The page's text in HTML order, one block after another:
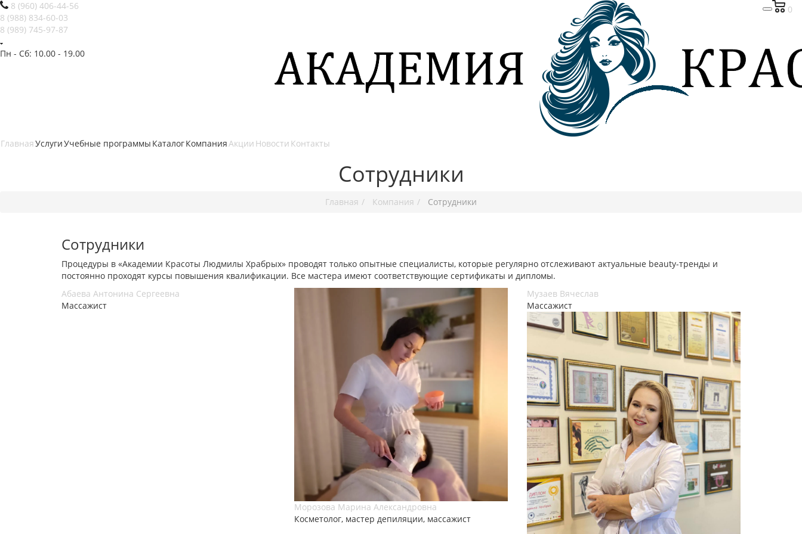
8 (960) 406-44-56
8 (988) 834-60-03
8 (989) 745-97-87
Пн - Сб: 10.00 - 19.00
0
ГлавнаяУслугиУчебные программы КаталогКомпанияАкции Новости Контакты
Сотрудники
Главная Компания Сотрудники
Сотрудники
Процедуры в «Академии Красоты Людмилы Храбрых» проводят только опытные специалисты, которые регулярно отслеживают актуальные beauty-тренды и
постоянно проходят курсы повышения квалификации. Все мастера имеют соответствующие сертификаты и дипломы.
Абаева Антонина Сергеевна
Массажист
Морозова Марина Александровна
Косметолог, мастер депиляции, массажист
Музаев Вячеслав
Массажист